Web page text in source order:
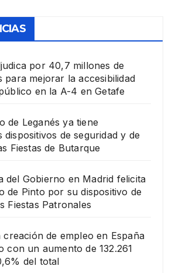
por 40,7 millones de
para mejorar la accesibilidad
en la A-4 en Getafe
de Leganés ya tiene
dispositivos de seguridad y de
Fiestas de Butarque
del Gobierno en Madrid felicita
de Pinto por su dispositivo de
Fiestas Patronales
creación de empleo en España
con un aumento de 132.261
del total